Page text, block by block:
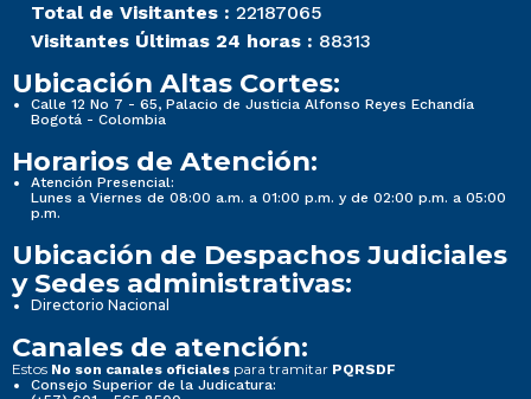
Total de Visitantes : 22187065
Visitantes Últimas 24 horas : 88313
Ubicación Altas Cortes:
Calle 12 No 7 - 65, Palacio de Justicia Alfonso Reyes Echandía
Bogotá - Colombia
Horarios de Atención:
Atención Presencial:
Lunes a Viernes de 08:00 a.m. a 01:00 p.m. y de 02:00 p.m. a 05:00
p.m.
Ubicación de Despachos Judiciales
y Sedes administrativas:
Directorio Nacional
Canales de atención:
Estos No son canales oficiales para tramitar PQRSDF
Consejo Superior de la Judicatura: